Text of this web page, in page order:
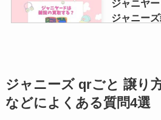
デビュー
ジャニヤ
ジャニー
ジャニー
る？レッス
い？ジャニ
ジャニーズ qrごと 譲り
などによくある質問4選